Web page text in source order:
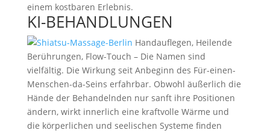
einem kostbaren Erlebnis.
KI-BEHANDLUNGEN
Handauflegen, Heilende
Berührungen, Flow-Touch – Die Namen sind
vielfältig. Die Wirkung seit Anbeginn des Für-einen-
Menschen-da-Seins erfahrbar. Obwohl äußerlich die
Hände der Behandelnden nur sanft ihre Positionen
ändern, wirkt innerlich eine kraftvolle Wärme und
die körperlichen und seelischen Systeme finden